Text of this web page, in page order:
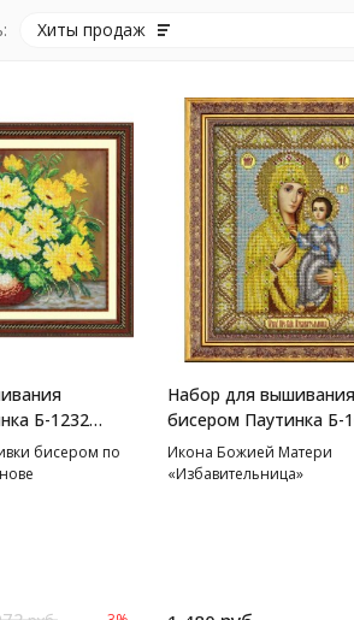
Хиты продаж
Б-1232
смбисером по
Набор для вышивания
бисером Паутинка Б-
Пресвятая Богородица
Избавительница,
Икона Божией Матери
«Избавительница»